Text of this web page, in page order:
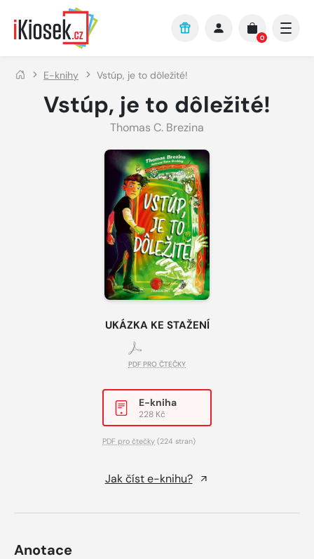
Přejít na hlavní obsah
0
E-knihy Vstúp, je to dôležité!
Vstúp, je to dôležité!
Thomas C. Brezina
UKÁZKA KE STAŽENÍ
PDF PRO ČTEČKY
E-kniha
228 Kč
PDF pro čtečky (224 stran)
Jak číst e-knihu?
Anotace